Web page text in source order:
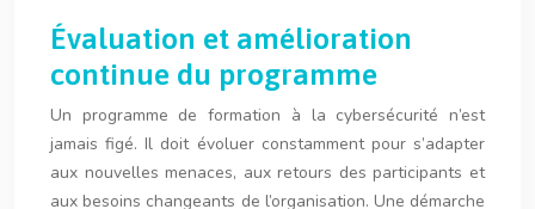
Évaluation et amélioration
continue du programme
Un programme de formation à la cybersécurité n’est
jamais figé. Il doit évoluer constamment pour s’adapter
aux nouvelles menaces, aux retours des participants et
aux besoins changeants de l’organisation. Une démarche